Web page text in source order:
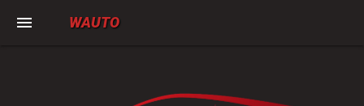
WAUTO
menu